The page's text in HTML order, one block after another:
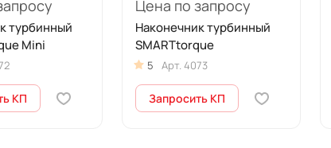
турбинный
Mini
КП
Цена по запросу
Наконечник турбинный
SMARTtorque
5 Арт. 4073
Запросить КП